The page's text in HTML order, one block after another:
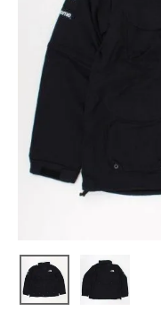
Supreme シュプ
リーム 22SS
The North
Face Trekking
Convertible
Jacket ノースフ
ェイストレッキン
グジャケット ブラ
¥89,980
NEW ITEMS
Tシャツ・ロングスリー
パーカー・トレーナー